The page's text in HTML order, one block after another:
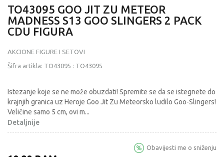
TO43095 GOO JIT ZU METEOR
MADNESS S13 GOO SLINGERS 2 PACK
CDU FIGURA
AKCIONE FIGURE I SETOVI
Šifra artikla: TO43095 : TO43095
Istezanje koje se ne može obuzdati! Spremite se da se istegnete do
krajnjih granica uz Heroje Goo Jit Zu Meteorsko ludilo Goo-Slingers!
Veličine samo 5 cm, ovi m...
Detaljnije
Obavijesti me o sniženju